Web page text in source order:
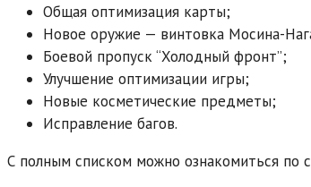
Общая оптимизация карты;
Новое оружие — винтовка Мосина-
Боевой пропуск “Холодный фронт”;
Улучшение оптимизации игры;
Новые косметические предметы;
Исправление багов.
С полным списком можно ознакомиться по